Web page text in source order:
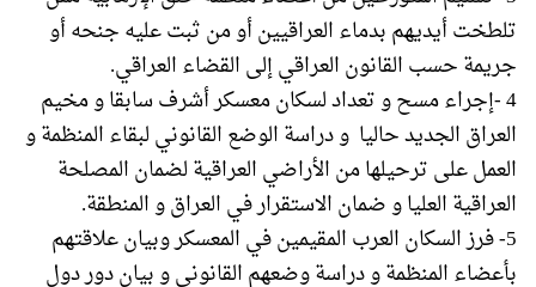
تلطخت أيديهم بدماء العراقيين أو من ثبت عليه جنحه أو
جريمة حسب القانون العراقي إلى القضاء العراقي.
4 -إجراء مسح و تعداد لسكان معسكر أشرف سابقا و مخيم
العراق الجديد حاليا و دراسة الوضع القانوني لبقاء المنظمة و
العمل على ترحيلها من الأراضي العراقية لضمان المصلحة
العراقية العليا و ضمان الاستقرار في العراق و المنطقة.
5- فرز السكان العرب المقيمين في المعسكر وبيان علاقتهم
بأعضاء المنظمة و دراسة وضعهم القانوني و بيان دور دول